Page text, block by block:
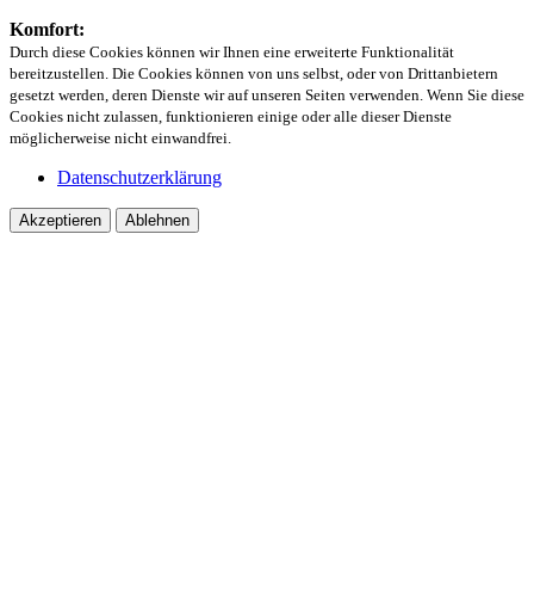
Komfort:
Durch diese Cookies können wir Ihnen eine erweiterte Funktionalität
bereitzustellen. Die Cookies können von uns selbst, oder von Drittanbietern
gesetzt werden, deren Dienste wir auf unseren Seiten verwenden. Wenn Sie diese
Cookies nicht zulassen, funktionieren einige oder alle dieser Dienste
möglicherweise nicht einwandfrei.
Datenschutzerklärung
Akzeptieren Ablehnen